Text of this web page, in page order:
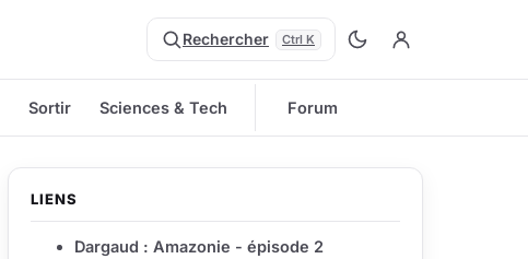
Rechercher Ctrl K
Sortir Sciences & Tech Forum
LIENS
Dargaud : Amazonie - épisode 2